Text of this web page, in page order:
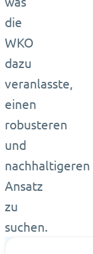
die
WKO
dazu
veranlasste,
einen
robusteren
und
nachhaltigeren
Ansatz
zu
suchen.